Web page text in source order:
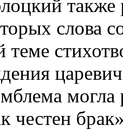
слова
могла
честен